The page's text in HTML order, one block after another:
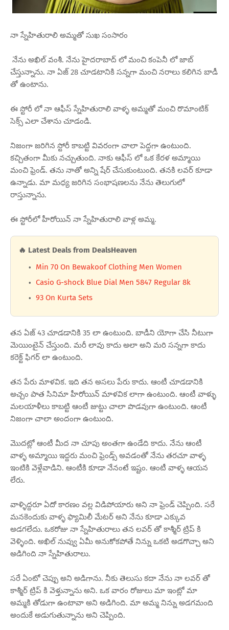
నా స్నేహితురాలి అమ్మతో సుఖ సంసారం
నేను అఖిల్ వంశీ. నేను హైదరాబాద్ లో మంచి కంపెనీ లో జాబ్
చేస్తున్నాను. నా ఏజ్ 28 చూడటానికి సన్నగా మంచి నరాలు కలిగిన బాడీ
తో ఉంటాను.
ఈ స్టోరీ లో నా ఆఫీస్ స్నేహితురాలి వాళ్ళ అమ్మతో మంచి రొమాంటిక్
సెక్స్ ఎలా చేశాను చూడండి.
నిజంగా జరిగిన స్టోరీ కాబట్టి వివరంగా చాలా పెద్దగా ఉంటుంది.
కచ్చితంగా మీకు నచ్చుతుంది. నాకు ఆఫీస్ లో ఒక కేరళ అమ్మాయి
మంచి ఫ్రెండ్. తను నాతో అన్ని షేర్ చేసుకుంటుంది. తనకి లవర్ కూడా
ఉన్నాడు. మా మధ్య జరిగిన సంభాషణలను నేను తెలుగులో
రాస్తున్నాను.
ఈ స్టోరీలో హీరోయిన్ నా స్నేహితురాలి వాళ్ల అమ్మ.
🔥 Latest Deals from DealsHeaven
Min 70 On Bewakoof Clothing Men Women
Casio G-shock Blue Dial Men 5847 Regular 8k
93 On Kurta Sets
తన ఏజ్ 43 చూడడానికి 35 లా ఉంటుంది. బాడీని యోగా చేసి నీటుగా
మెయింటైన్ చేస్తుంది. మరీ లావు కాదు అలా అని మరి సన్నగా కాదు
కరెక్ట్ ఫిగర్ లా ఉంటుంది.
తన పేరు మాళవిక. ఇది తన అసలు పేరు కాదు. ఆంటీ చూడడానికి
అచ్చం పాత సినిమా హీరోయిన్ మాళవిక లాగా ఉంటుంది. ఆంటీ వాళ్ళు
మలయాళీలు కాబట్టి ఆంటీ జుట్టు చాలా పొడవుగా ఉంటుంది. ఆంటీ
నిజంగా చాలా అందంగా ఉంటుంది.
మొదట్లో ఆంటీ మీద నా చూపు అంతగా ఉండేది కాదు. నేను ఆంటీ
వాళ్ళ అమ్మాయి ఇద్దరు మంచి ఫ్రెండ్స్ అవడంతో నేను తరచూ వాళ్ళ
ఇంటికి వెళ్లేవాడిని. ఆంటీకి కూడా నేనంటే ఇష్టం. ఆంటీ వాళ్ళ ఆయన
లేరు.
వాళ్ళిద్దరూ ఏదో కారణం వల్ల విడిపోయారు అని నా ఫ్రెండ్ చెప్పింది. సరే
మనకెందుకు వాళ్ళ ఫ్యామిలీ మేటర్ అని నేను కూడా ఎక్కువ
అడగలేదు. ఒకరోజు నా స్నేహితురాలు తన లవర్ తో కాశ్మీర్ ట్రిప్ కి
వెళ్ళింది. అఖిల్ నువ్వు ఏమీ అనుకోకపోతే నిన్ను ఒకటి అడగొచ్చా అని
అడిగింది నా స్నేహితురాలు.
సరే ఏంటో చెప్పు అని అడిగాను. నీకు తెలుసు కదా నేను నా లవర్ తో
కాశ్మీర్ ట్రిప్ కి వెళ్తున్నాను అని. ఒక వారం రోజులు మా ఇంట్లో మా
అమ్మకి తోడుగా ఉంటావా అని అడిగింది. మా అమ్మ నిన్ను అడగమంది
అందుకే అడుగుతున్నాను అని చెప్పింది.